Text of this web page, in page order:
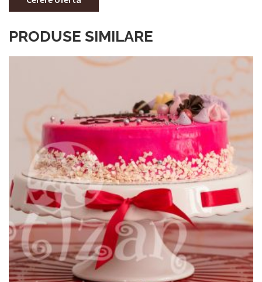
PRODUSE SIMILARE